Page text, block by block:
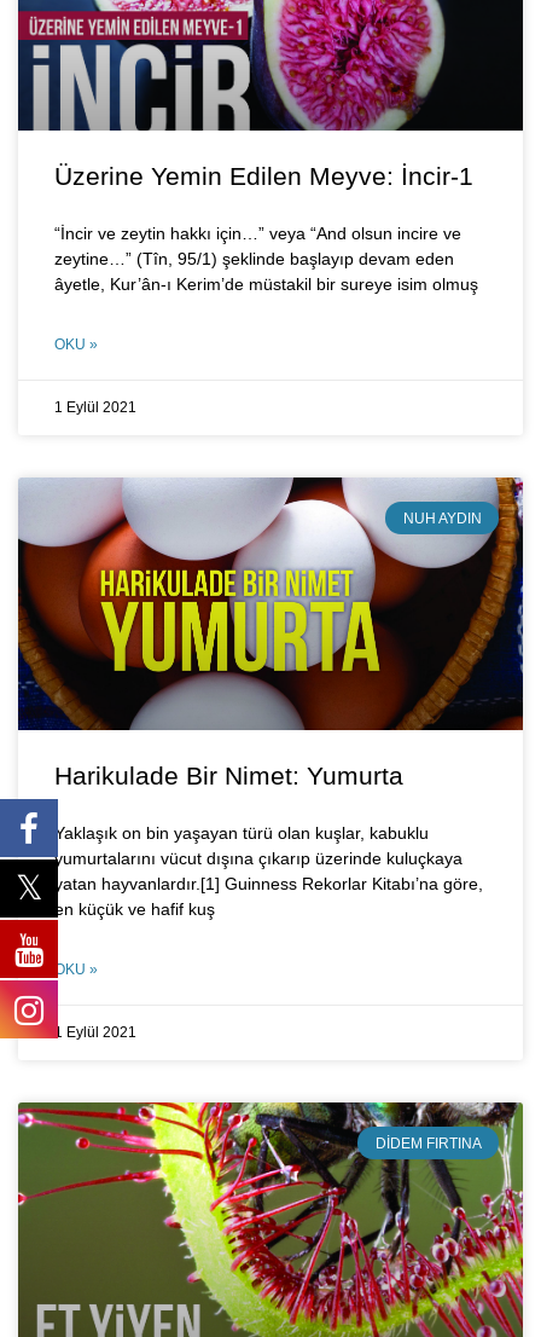
Üzerine Yemin Edilen Meyve: İncir-1
“İncir ve zeytin hakkı için…” veya “And olsun incire ve
zeytine…” (Tîn, 95/1) şeklinde başlayıp devam eden
âyetle, Kur’ân-ı Kerim’de müstakil bir sureye isim olmuş
OKU »
1 Eylül 2021
NUH AYDIN
Harikulade Bir Nimet: Yumurta
Yaklaşık on bin yaşayan türü olan kuşlar, kabuklu
yumurtalarını vücut dışına çıkarıp üzerinde kuluçkaya
yatan hayvanlardır.[1] Guinness Rekorlar Kitabı’na göre,
en küçük ve hafif kuş
OKU »
1 Eylül 2021
DIDEM FIRTINA